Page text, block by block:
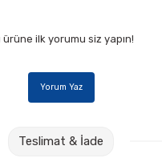
ürüne ilk yorumu siz yapın!
Yorum Yaz
Teslimat & İade